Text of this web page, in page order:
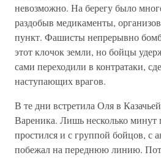
невозможно. На берегу было
раздобыв медикаменты,
пункт. Фашисты непрерывно
этот клочок земли, но бойцы
сами переходили в контратаки,
наступающих врагов.
В те дни встретила Оля в
Вареника. Лишь несколько минут
простился и с группой бойцов, с
побежал на переднюю линию.